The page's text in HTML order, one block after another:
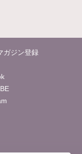
ガジン登録